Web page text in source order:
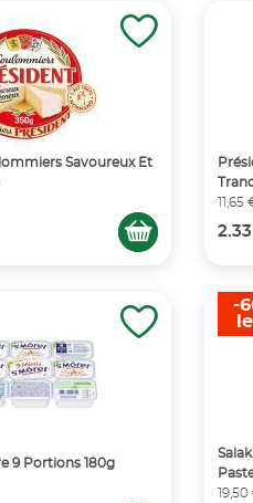
Savoureux Et
11,65
9 Portions 180g
-